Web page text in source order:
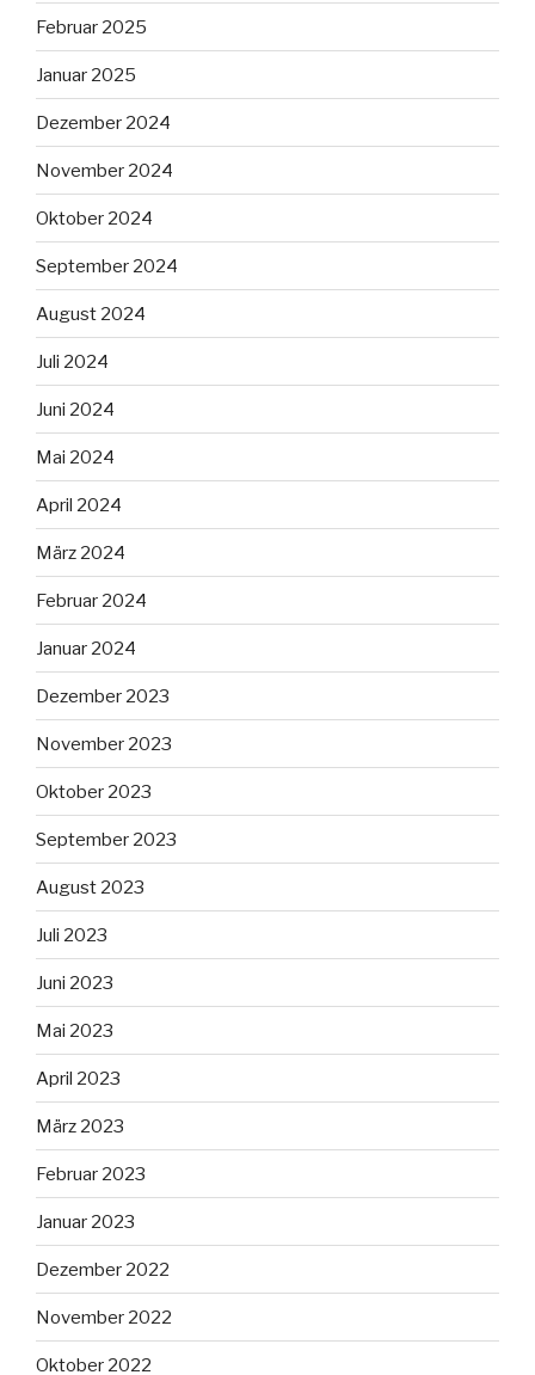
Februar 2025
Januar 2025
Dezember 2024
November 2024
Oktober 2024
September 2024
August 2024
Juli 2024
Juni 2024
Mai 2024
April 2024
März 2024
Februar 2024
Januar 2024
Dezember 2023
November 2023
Oktober 2023
September 2023
August 2023
Juli 2023
Juni 2023
Mai 2023
April 2023
März 2023
Februar 2023
Januar 2023
Dezember 2022
November 2022
Oktober 2022